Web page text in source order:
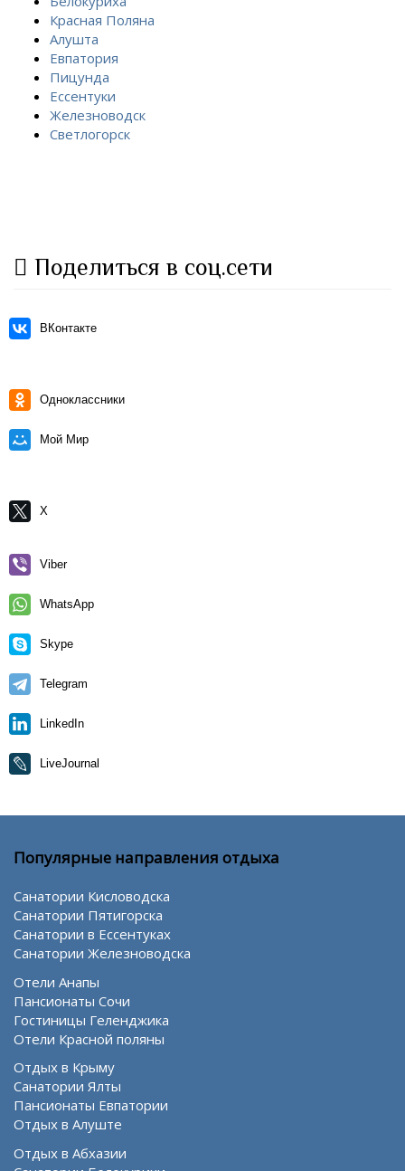
Красная Поляна
Алушта
Евпатория
Пицунда
Ессентуки
Железноводск
Светлогорск
Поделиться в соц.сети
ВКонтакте
Одноклассники
Мой Мир
X
Viber
WhatsApp
Skype
Telegram
LinkedIn
LiveJournal
Популярные направления отдыха
Санатории Кисловодска
Санатории Пятигорска
Санатории в Ессентуках
Санатории Железноводска
Отели Анапы
Пансионаты Сочи
Гостиницы Геленджика
Отели Красной поляны
Отдых в Крыму
Санатории Ялты
Пансионаты Евпатории
Отдых в Алуште
Отдых в Абхазии